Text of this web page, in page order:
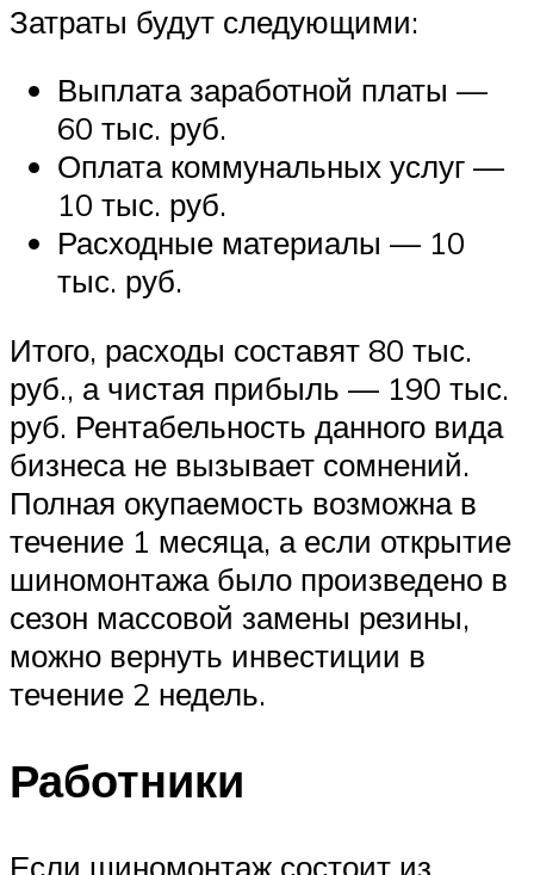
Затраты будут следующими:
Выплата заработной платы —
60 тыс. руб.
Оплата коммунальных услуг —
10 тыс. руб.
Расходные материалы — 10
тыс. руб.
Итого, расходы составят 80 тыс.
руб., а чистая прибыль — 190 тыс.
руб. Рентабельность данного вида
бизнеса не вызывает сомнений.
Полная окупаемость возможна в
течение 1 месяца, а если открытие
шиномонтажа было произведено в
сезон массовой замены резины,
можно вернуть инвестиции в
течение 2 недель.
Работники
Если шиномонтаж состоит из